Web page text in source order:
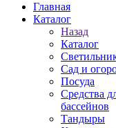
Главная
Каталог
Назад
Каталог
Сад и
Посуда
Средства
бассейнов
Тандыры